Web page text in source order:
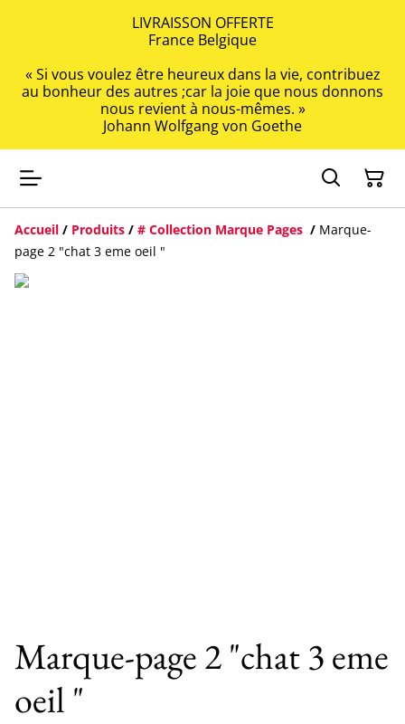
LIVRAISSON OFFERTE
France Belgique
« Si vous voulez être heureux dans la vie, contribuez
au bonheur des autres ;car la joie que nous donnons
nous revient à nous-mêmes. »
Johann Wolfgang von Goethe
Accueil / Produits / # Collection Marque Pages / Marque-
page 2 "chat 3 eme oeil "
Marque-page 2 "chat 3 eme
oeil "